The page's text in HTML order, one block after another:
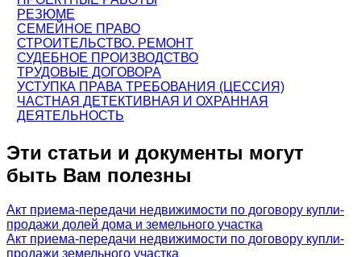
РЕЗЮМЕ
СЕМЕЙНОЕ ПРАВО
СТРОИТЕЛЬСТВО. РЕМОНТ
СУДЕБНОЕ ПРОИЗВОДСТВО
ТРУДОВЫЕ ДОГОВОРА
УСТУПКА ПРАВА ТРЕБОВАНИЯ (ЦЕССИЯ)
ЧАСТНАЯ ДЕТЕКТИВНАЯ И ОХРАННАЯ
ДЕЯТЕЛЬНОСТЬ
Эти статьи и документы могут
быть Вам полезны
Акт приема-передачи недвижимости по договору купли-
продажи долей дома и земельного участка
Акт приема-передачи недвижимости по договору купли-
продажи земельного участка